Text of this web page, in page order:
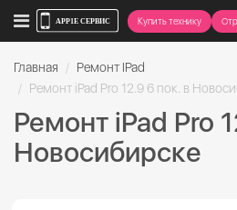
Купить технику
Главная
Ремонт IPad
Ремонт iPad Pro 12.9 6 пок. в
Ремонт iPad Pro
Новосибирске